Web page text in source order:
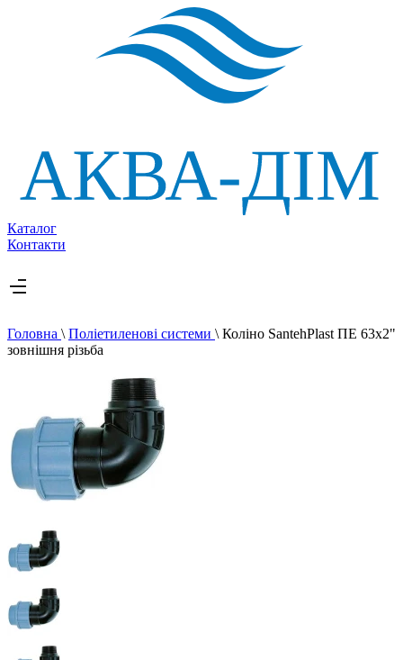
Каталог
Контакти
Головна \ Поліетиленові системи \ Коліно SantehPlast ПЕ 63х2"
зовнішня різьба